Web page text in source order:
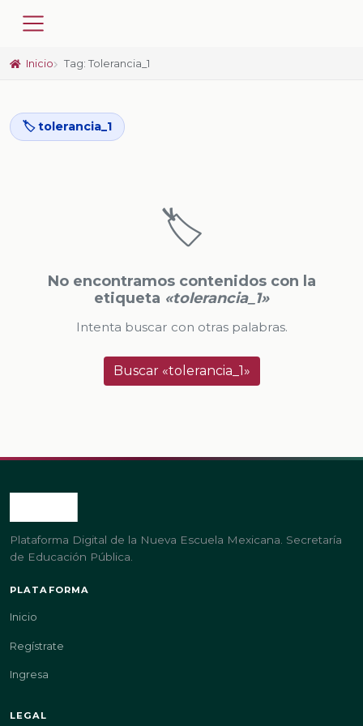
Inicio Tag: Tolerancia_1
🏷️ tolerancia_1
🏷️
No encontramos contenidos con la
etiqueta «tolerancia_1»
Intenta buscar con otras palabras.
Buscar «tolerancia_1»
Plataforma Digital de la Nueva Escuela Mexicana. Secretaría
de Educación Pública.
PLATAFORMA
Inicio
Regístrate
Ingresa
LEGAL